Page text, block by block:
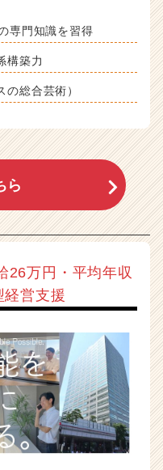
専門知識を習得
構築力
総合芸術）
ら
26万円・平均年収
経営支援